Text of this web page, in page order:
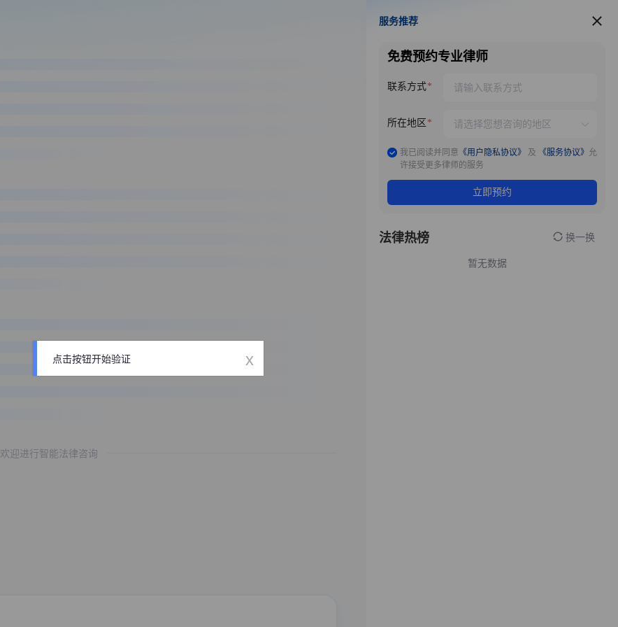
欢迎进行智能法律咨询
服务推荐
服务推荐
免费预约专业律师
联系方式
所在地区
我已阅读并同意 《用户隐私协议》 及 《服务协议》 允
许接受更多律师的服务
立即预约
法律热榜 换一换
暂无数据
点击按钮开始验证 x